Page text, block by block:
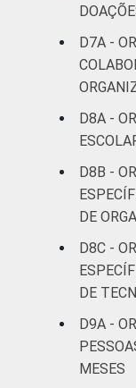
sem fins
D7A -
D8A -
D8B -
DE
D8C -
DE
D9A -
MESES